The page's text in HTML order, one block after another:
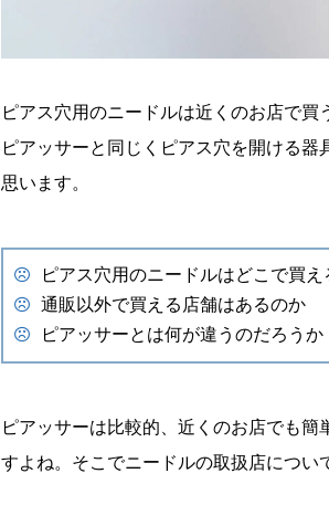
ピアス穴用のニードルは近くのお店で買
ピアッサーと同じくピアス穴を開ける
思います。
ピアス穴用のニードルはどこで買え
通販以外で買える店舗はあるのか
ピアッサーとは何が違うのだろうか
ピアッサーは比較的、近くのお店でも
すよね。そこでニードルの取扱店につい